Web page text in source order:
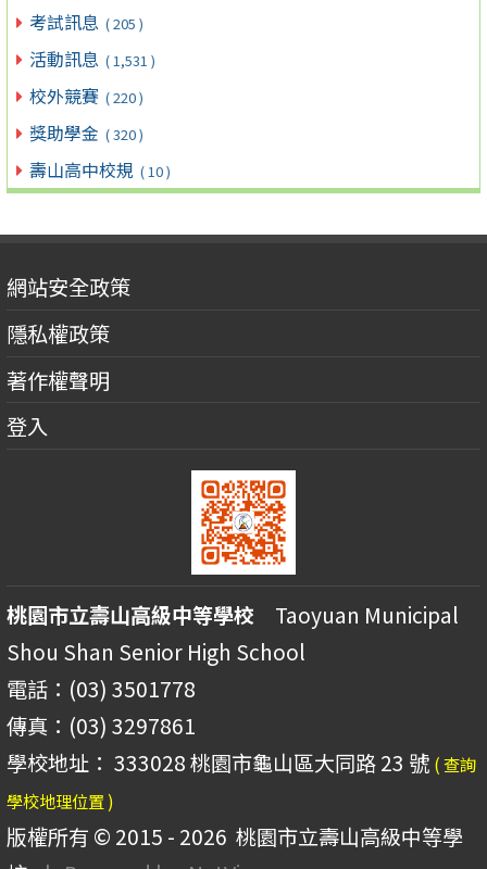
考試訊息 ( 205 )
活動訊息 ( 1,531 )
校外競賽 ( 220 )
獎助學金 ( 320 )
壽山高中校規 ( 10 )
網站安全政策
隱私權政策
著作權聲明
登入
桃園市立壽山高級中等學校 Taoyuan Municipal
Shou Shan Senior High School
電話：(03) 3501778
傳真：(03) 3297861
學校地址： 333028 桃園市龜山區大同路 23 號 ( 查詢
學校地理位置 )
版權所有 © 2015 - 2026 桃園市立壽山高級中等學